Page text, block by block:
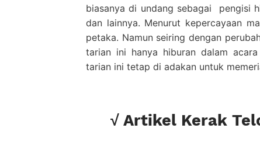
biasanya di undang sebagai
pengisi
dan lainnya. Menurut kepercayaan
petaka. Namun seiring dengan
tarian ini hanya hiburan dalam
tarian ini tetap di adakan untuk
√ Artikel Kerak